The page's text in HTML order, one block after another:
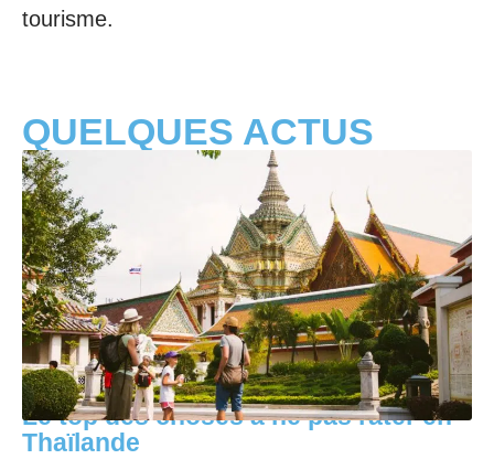
tourisme.
QUELQUES ACTUS
Le top des choses à ne pas rater en
Thaïlande